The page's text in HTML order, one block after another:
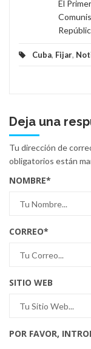
El
Cuba, Fijar,
Deja una
Tu dirección de
obligatorios están
NOMBRE*
CORREO*
SITIO WEB
POR FAVOR,